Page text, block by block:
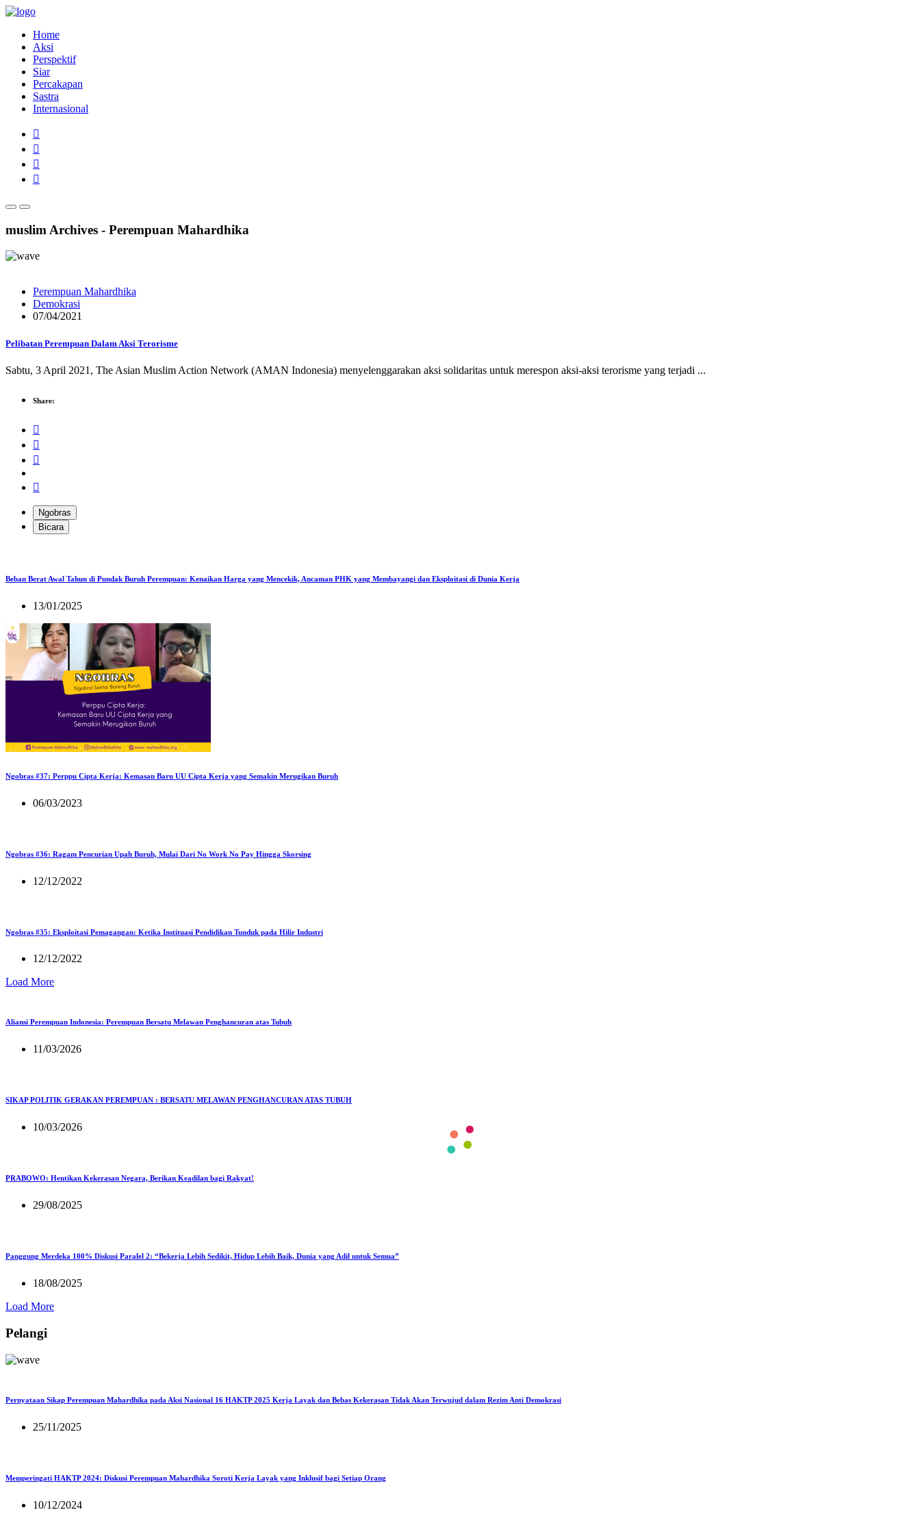
Home
Aksi
Perspektif
Siar
Percakapan
Sastra
Internasional
muslim Archives - Perempuan Mahardhika
Perempuan Mahardhika
Demokrasi
07/04/2021
Pelibatan Perempuan Dalam Aksi Terorisme
Sabtu, 3 April 2021, The Asian Muslim Action Network (AMAN Indonesia) menyelenggarakan aksi solidaritas untuk merespon aksi-aksi terorisme yang terjadi ...
Share:
Ngobras
Bicara
Beban Berat Awal Tahun di Pundak Buruh Perempuan: Kenaikan Harga yang Mencekik, Ancaman PHK yang Membayangi dan Eksploitasi di Dunia Kerja
13/01/2025
Ngobras #37: Perppu Cipta Kerja: Kemasan Baru UU Cipta Kerja yang Semakin Merugikan Buruh
06/03/2023
Ngobras #36: Ragam Pencurian Upah Buruh, Mulai Dari No Work No Pay Hingga Skorsing
12/12/2022
Ngobras #35: Eksploitasi Pemagangan: Ketika Instituasi Pendidikan Tunduk pada Hilir Industri
12/12/2022
Load More
Aliansi Perempuan Indonesia: Perempuan Bersatu Melawan Penghancuran atas Tubuh
11/03/2026
SIKAP POLITIK GERAKAN PEREMPUAN : BERSATU MELAWAN PENGHANCURAN ATAS TUBUH
10/03/2026
PRABOWO: Hentikan Kekerasan Negara, Berikan Keadilan bagi Rakyat!
29/08/2025
Panggung Merdeka 100% Diskusi Paralel 2: “Bekerja Lebih Sedikit, Hidup Lebih Baik, Dunia yang Adil untuk Semua”
18/08/2025
Load More
Pelangi
Pernyataan Sikap Perempuan Mahardhika pada Aksi Nasional 16 HAKTP 2025 Kerja Layak dan Bebas Kekerasan Tidak Akan Terwujud dalam Rezim Anti Demokrasi
25/11/2025
Memperingati HAKTP 2024: Diskusi Perempuan Mahardhika Soroti Kerja Layak yang Inklusif bagi Setiap Orang
10/12/2024